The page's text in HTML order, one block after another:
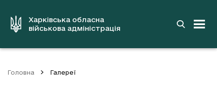
вмістуХарківська обласна
військова адміністрація
Головна Галереї